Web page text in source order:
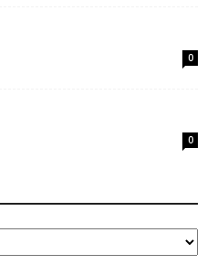
0
0